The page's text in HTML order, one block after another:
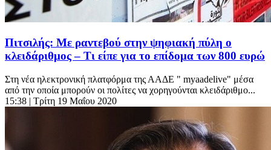
Πιτσιλής: Με ραντεβού στην ψηφιακή πύλη ο
κλειδάριθμος – Τι είπε για το επίδομα των 800 ευρώ
Στη νέα ηλεκτρονική πλατφόρμα της ΑΑΔΕ " myaadelive" μέσα
από την οποία μπορούν οι πολίτες να χορηγούνται κλειδάριθμο...
15:38 | Τρίτη 19 Μαΐου 2020